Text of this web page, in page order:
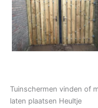
Tuindeur grenen
Tuinschermen vinden of
laten plaatsen Heultje